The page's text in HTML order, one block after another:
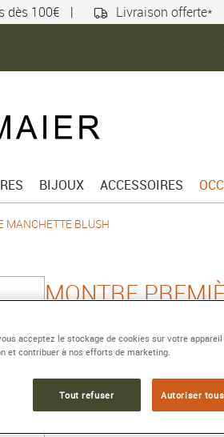
dès 100€ | Livraison offerte*
BIJOUX ACCESSOIRES
MANCHETTE BLUSH
MONTRE
BLUSH
Acier avec revêtement
camaïeu de rose et de
Référence :H10329
acceptez le stockage de cookies sur votre
et contribuer à nos efforts de marketing.
Tout refuser Autoriser